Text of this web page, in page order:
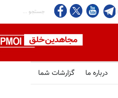
درباره ما گزارشات شما